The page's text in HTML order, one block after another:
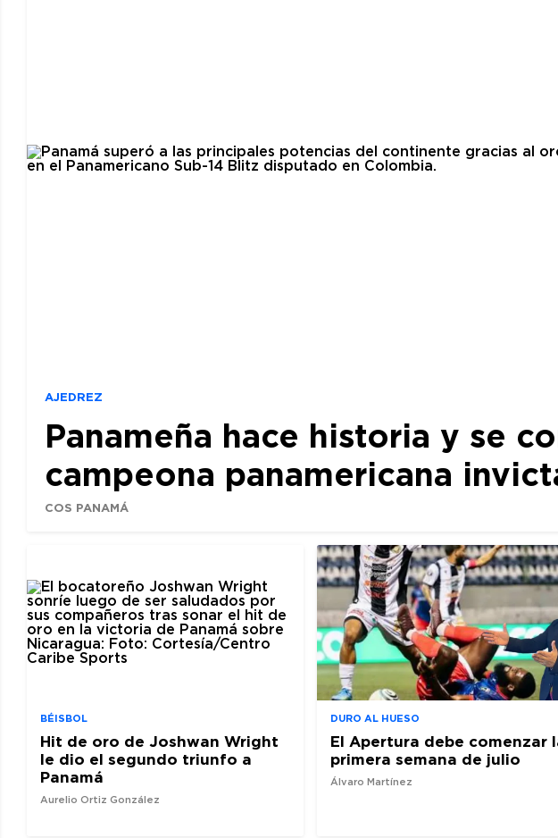
AJEDREZ
Panameña hace historia y se
campeona panamericana
COS PANAMÁ
BÉISBOL
Hit de oro de Joshwan Wright
le dio el segundo triunfo a
Panamá
Aurelio Ortiz González
DURO AL HUESO
El Apertura debe comenzar
primera semana de julio
Álvaro Martínez